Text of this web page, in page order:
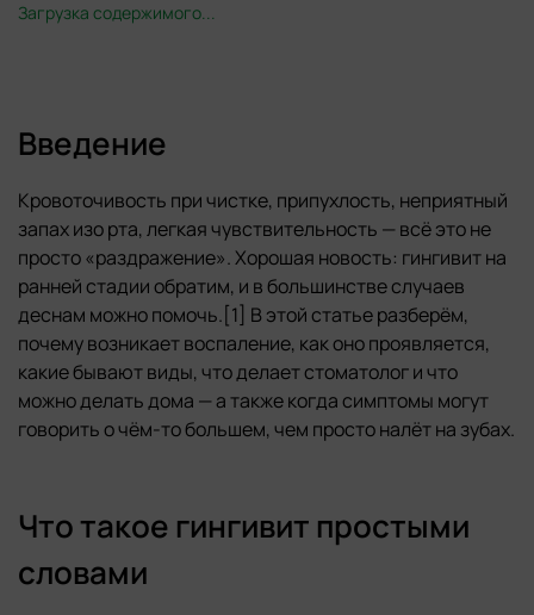
Загрузка содержимого...
Введение
Кровоточивость при чистке, припухлость, неприятный
запах изо рта, легкая чувствительность — всё это не
просто «раздражение». Хорошая новость: гингивит на
ранней стадии обратим, и в большинстве случаев
деснам можно помочь.[1] В этой статье разберём,
почему возникает воспаление, как оно проявляется,
какие бывают виды, что делает стоматолог и что
можно делать дома — а также когда симптомы могут
говорить о чём-то большем, чем просто налёт на зубах.
Что такое гингивит простыми
словами